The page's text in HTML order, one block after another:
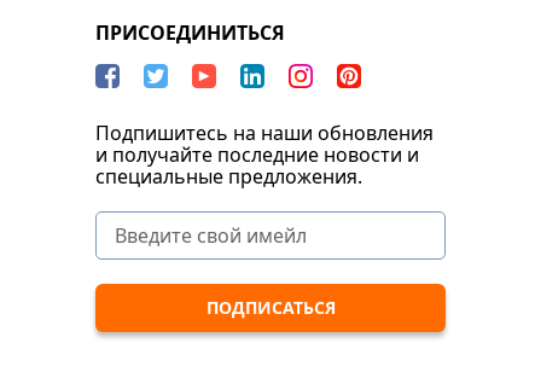
ПРИСОЕДИНИТЬСЯ
Подпишитесь на наши обновления
и получайте последние новости и
специальные предложения.